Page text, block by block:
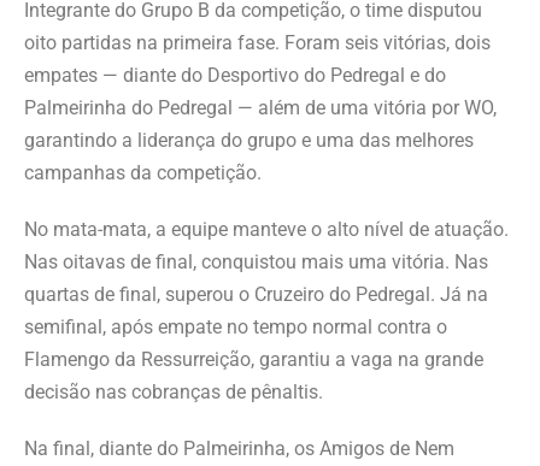
Integrante do Grupo B da competição, o time disputou
oito partidas na primeira fase. Foram seis vitórias, dois
empates — diante do Desportivo do Pedregal e do
Palmeirinha do Pedregal — além de uma vitória por WO,
garantindo a liderança do grupo e uma das melhores
campanhas da competição.
No mata-mata, a equipe manteve o alto nível de atuação.
Nas oitavas de final, conquistou mais uma vitória. Nas
quartas de final, superou o Cruzeiro do Pedregal. Já na
semifinal, após empate no tempo normal contra o
Flamengo da Ressurreição, garantiu a vaga na grande
decisão nas cobranças de pênaltis.
Na final, diante do Palmeirinha, os Amigos de Nem